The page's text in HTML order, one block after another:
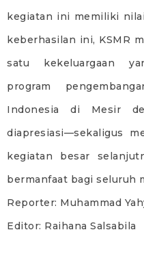
kegiatan ini memiliki
keberhasilan ini, KSMR
satu kekeluargaan
program
Indonesia di Mesir
diapresiasi—sekaligus
kegiatan besar
bermanfaat bagi seluruh
Reporter: Muhammad
Editor: Raihana Salsabila